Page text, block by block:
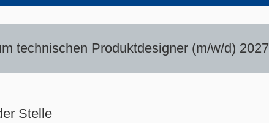
technischen Produktdesigner (m/w/d) 2027
Stelle